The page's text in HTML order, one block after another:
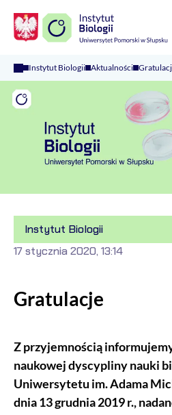
Instytut Biologii Aktualności
Instytut Biologii
Gratulacje
Z przyjemnością
naukowej dyscypliny nauki
Uniwersytetu im. Adama
dnia 13 grudnia 2019 r.,
17 stycznia 2020, 13:14